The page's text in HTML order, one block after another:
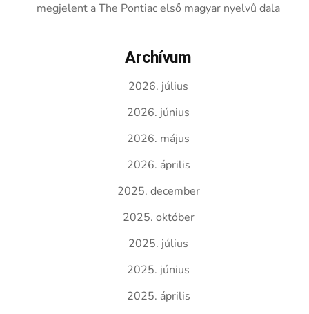
megjelent a The Pontiac első magyar nyelvű dala
Archívum
2026. július
2026. június
2026. május
2026. április
2025. december
2025. október
2025. július
2025. június
2025. április